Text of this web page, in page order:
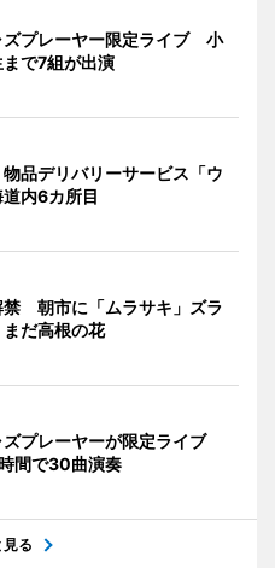
ズプレーヤー限定ライブ 小
で7組が出演
品デリバリーサービス「ウ
内6カ所目
禁 朝市に「ムラサキ」ズラ
だ高根の花
ズプレーヤーが限定ライブ
間で30曲演奏
見る